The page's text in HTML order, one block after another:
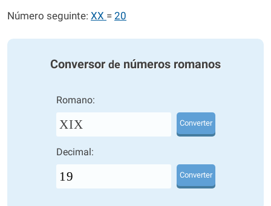
Número seguinte: XX = 20
Conversor de números romanos
Romano:
XIX Converter
Decimal:
Converter